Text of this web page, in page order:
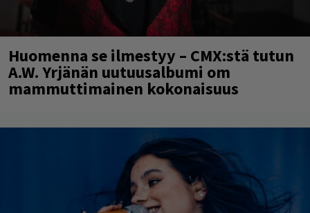
Huomenna se ilmestyy – CMX:stä tutun
A.W. Yrjänän uutuusalbumi om
mammuttimainen kokonaisuus